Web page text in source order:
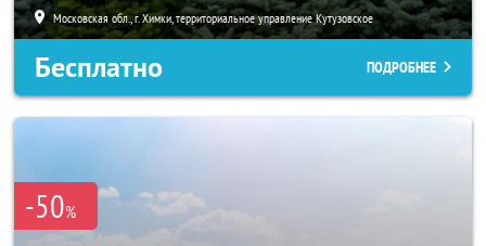
Московская обл., г. Химки, территориальное управление Кутузовское
Бесплатно ПОДРОБНЕЕ
-50%